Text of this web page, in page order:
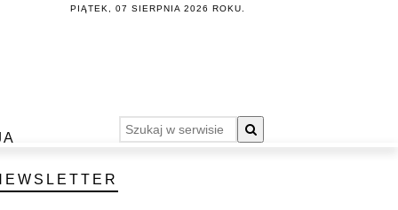
PIĄTEK, 07 SIERPNIA 2026 ROKU.